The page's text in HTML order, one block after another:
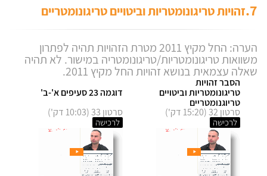
7. זהויות טריגונומטריות וביטויים טריגונומטריים
הערה: החל מקיץ 2011 מטרת הזהויות תהיה לפתרון
משוואות טריגונומטריות/טריגונומטריה במישור. לא תהיה
שאלה עצמאית בנושא זהויות החל מקיץ 2011.
הסבר זהויות
טריגונומטריות וביטויים
טריוגנומטריים
סרטון 32 (15:20 דק')
לרכישה
דוגמה 23 סעיפים א'-ב'
סרטון 33 (10:03 דק')
לרכישה